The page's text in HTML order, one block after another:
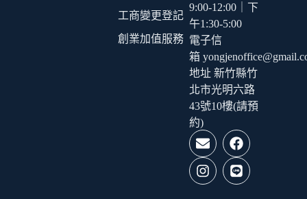
工商變更登記
創業加值服務
9:00-12:00｜下
午1:30-5:00
電子信
箱
地址 新竹縣竹
北市光明六路
43號10樓(請預
約)